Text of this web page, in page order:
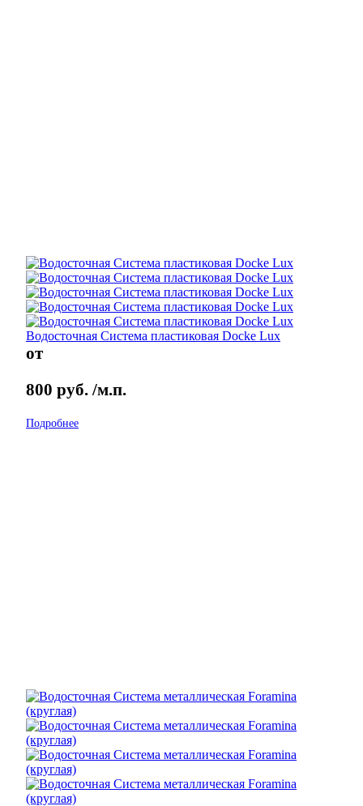
Водосточная Система пластиковая Docke Lux
от
800 руб. /м.п.
Подробнее